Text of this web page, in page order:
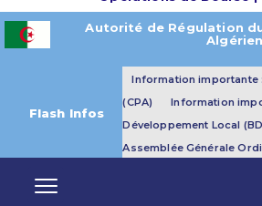
Autorité de Régulation
Algérien
Flash Infos
Information importante
(CPA)
Information
Développement Local
Assemblée Générale